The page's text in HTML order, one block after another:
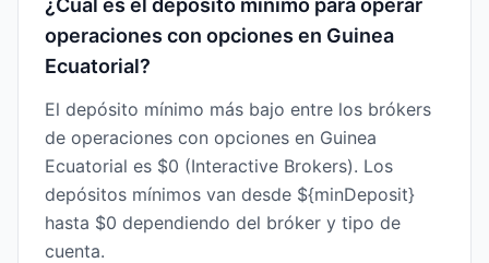
¿Cuál es el depósito mínimo para operar
operaciones con opciones en Guinea
Ecuatorial?
El depósito mínimo más bajo entre los brókers
de operaciones con opciones en Guinea
Ecuatorial es $0 (Interactive Brokers). Los
depósitos mínimos van desde ${minDeposit}
hasta $0 dependiendo del bróker y tipo de
cuenta.